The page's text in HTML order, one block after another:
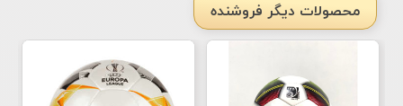
محصولات دیگر فروشنده